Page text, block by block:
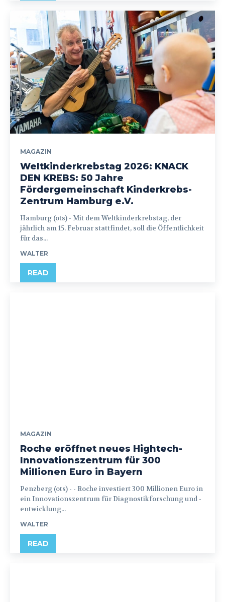
MAGAZIN
Weltkinderkrebstag 2026: KNACK
DEN KREBS: 50 Jahre
Fördergemeinschaft Kinderkrebs-
Zentrum Hamburg e.V.
Hamburg (ots) - Mit dem Weltkinderkrebstag, der
jährlich am 15. Februar stattfindet, soll die Öffentlichkeit
für das...
WALTER
READ
MAGAZIN
Roche eröffnet neues Hightech-
Innovationszentrum für 300
Millionen Euro in Bayern
Penzberg (ots) - - Roche investiert 300 Millionen Euro in
ein Innovationszentrum für Diagnostikforschung und -
entwicklung...
WALTER
READ